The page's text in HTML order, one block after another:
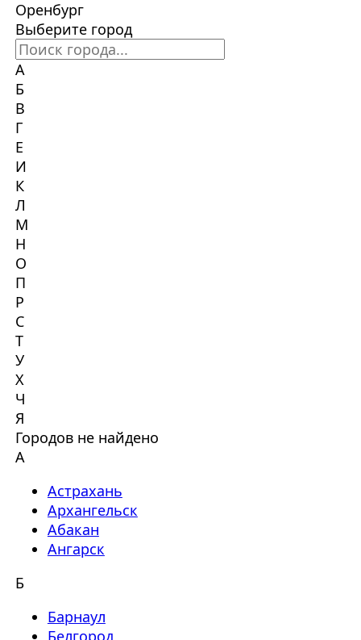
Оренбург
Выберите город
А
Б
В
Г
Е
И
К
Л
М
Н
О
П
Р
С
Т
У
Х
Ч
Я
Городов не найдено
А
Астрахань
Архангельск
Абакан
Ангарск
Б
Барнаул
Белгород